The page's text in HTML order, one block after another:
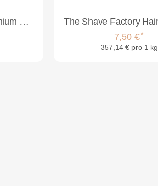
The Shave Factory Premium Pomade 03 Fauxhawk extra Glanz150ml
7,50 €*
357,14 € pro 1 kg